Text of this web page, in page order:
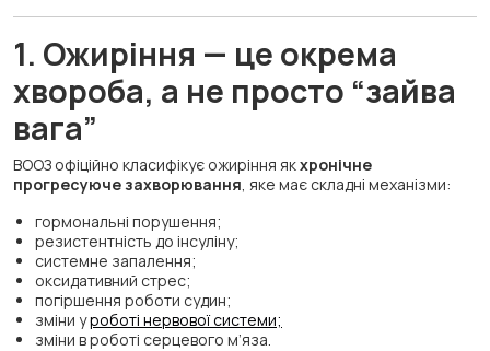
1. Ожиріння — це окрема
хвороба, а не просто “зайва
вага”
ВООЗ офіційно класифікує ожиріння якхронічне
прогресуюче захворювання , яке має складні механізми:
гормональні порушення;
резистентність до інсуліну;
системне запалення;
оксидативний стрес;
погіршення роботи судин;
зміни уроботі нервової системи;
зміни в роботі серцевого м’яза.